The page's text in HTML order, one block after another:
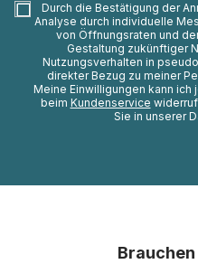
Durch die Bestätigung der
Analyse durch individuelle
von Öffnungsraten und
Gestaltung zukünftiger
Nutzungsverhalten in
direkter Bezug zu meiner
Meine Einwilligungen kann
beim Kundenservice
Sie in unserer